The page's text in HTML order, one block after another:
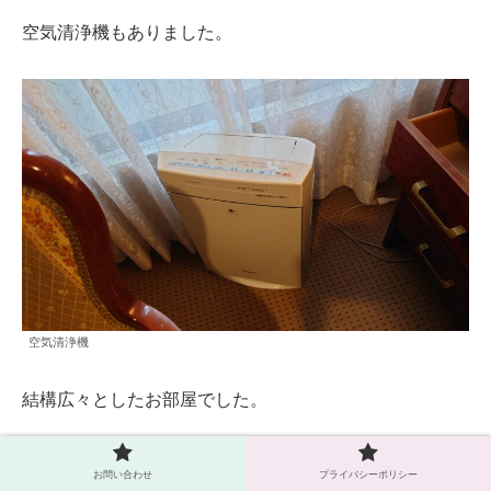
空気清浄機もありました。
空気清浄機
結構広々としたお部屋でした。
お問い合わせ プライバシーポリシー